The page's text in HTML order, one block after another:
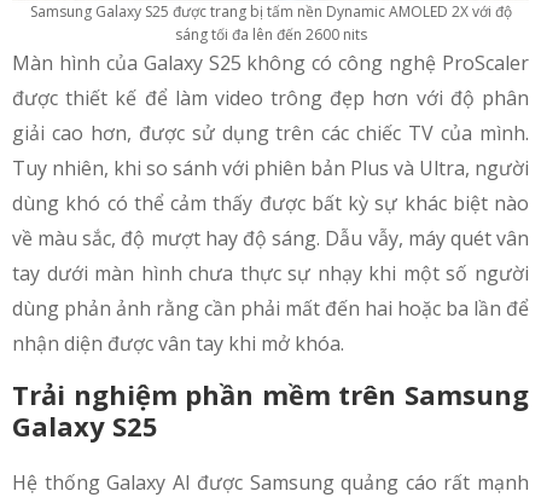
Samsung Galaxy S25 được trang bị tấm nền Dynamic AMOLED 2X với độ
sáng tối đa lên đến 2600 nits
Màn hình của Galaxy S25 không có công nghệ ProScaler
được thiết kế để làm video trông đẹp hơn với độ phân
giải cao hơn, được sử dụng trên các chiếc TV của mình.
Tuy nhiên, khi so sánh với phiên bản Plus và Ultra, người
dùng khó có thể cảm thấy được bất kỳ sự khác biệt nào
về màu sắc, độ mượt hay độ sáng. Dẫu vẫy, máy quét vân
tay dưới màn hình chưa thực sự nhạy khi một số người
dùng phản ảnh rằng cần phải mất đến hai hoặc ba lần để
nhận diện được vân tay khi mở khóa.
Trải nghiệm phần mềm trên Samsung
Galaxy S25
Hệ thống Galaxy AI được Samsung quảng cáo rất mạnh